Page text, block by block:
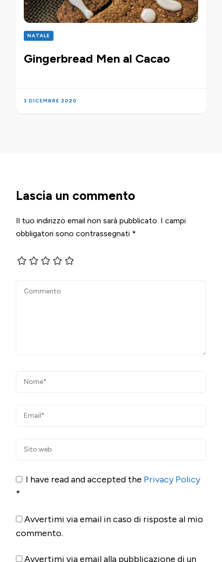
NATALE
Gingerbread Men al Cacao
3 DICEMBRE 2020
Lascia un commento
Il tuo indirizzo email non sarà pubblicato. I campi
obbligatori sono contrassegnati *
I have read and accepted the Privacy Policy
*
Avvertimi via email in caso di risposte al mio
commento.
Avvertimi via email alla pubblicazione di un